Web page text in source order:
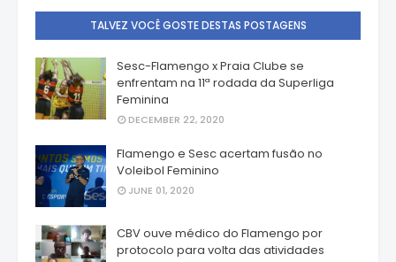
TALVEZ VOCÊ GOSTE DESTAS POSTAGENS
Sesc-Flamengo x Praia Clube se
enfrentam na 11ª rodada da Superliga
Feminina
DECEMBER 22, 2020
Flamengo e Sesc acertam fusão no
Voleibol Feminino
JUNE 01, 2020
CBV ouve médico do Flamengo por
protocolo para volta das atividades